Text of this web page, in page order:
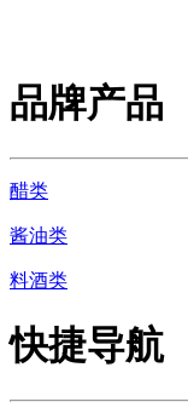
品牌产品
醋类
酱油类
料酒类
快捷导航